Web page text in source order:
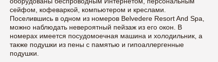
сейфом, кофеваркой, компьютером и креслами.
Поселившись в одном из номеров Belvedere Resort And Spa,
можно наблюдать невероятный пейзаж из его окон. В
номерах имеется посудомоечная машина и холодильник, а
также подушки из пены с памятью и гипоаллергенные
подушки.